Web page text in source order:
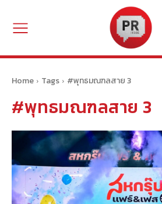
Home Tags #พุทธมณฑลสาย 3
#พุทธมณฑลสาย 3